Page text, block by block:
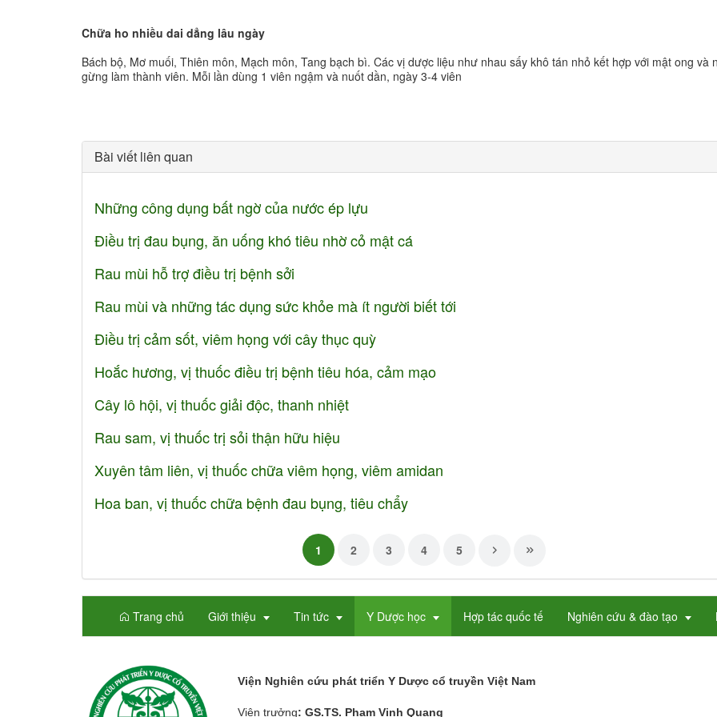
Chữa ho nhiều dai dẳng lâu ngày
Bách bộ, Mơ muối, Thiên môn, Mạch môn, Tang bạch bì. Các vị dược liệu như nhau sấy khô tán nhỏ kết hợp với mật ong và
gừng làm thành viên. Mỗi lần dùng 1 viên ngậm và nuốt dần, ngày 3-4 viên
Bài viết liên quan
Những công dụng bất ngờ của nước ép lựu
Điều trị đau bụng, ăn uống khó tiêu nhờ cỏ mật cá
Rau mùi hỗ trợ điều trị bệnh sởi
Rau mùi và những tác dụng sức khỏe mà ít người biết tới
Điều trị cảm sốt, viêm họng với cây thục quỳ
Hoắc hương, vị thuốc điều trị bệnh tiêu hóa, cảm mạo
Cây lô hội, vị thuốc giải độc, thanh nhiệt
Rau sam, vị thuốc trị sỏi thận hữu hiệu
Xuyên tâm liên, vị thuốc chữa viêm họng, viêm amidan
Hoa ban, vị thuốc chữa bệnh đau bụng, tiêu chẩy
1 2 3 4 5
Trang chủ Giới thiệu Tin tức Y Dược học Hợp tác quốc tế Nghiên cứu & đào tạo
Viện Nghiên cứu phát triển Y Dược cổ truyền Việt Nam
Viện trưởng: GS.TS. Phạm Vinh Quang